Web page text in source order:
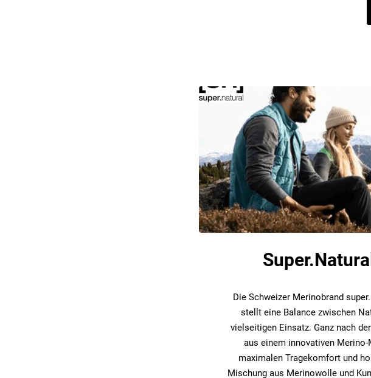
Die Schweizer Merinobrand
stellt eine Balance zwischen
vielseitigen Einsatz. Ganz nach
aus einem innovativen
maximalen Tragekomfort und
Mischung aus Merinowolle und